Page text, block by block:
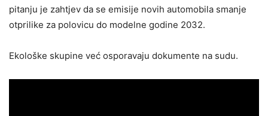
pitanju je zahtjev da se emisije novih automobila smanje
otprilike za polovicu do modelne godine 2032.
Ekološke skupine već osporavaju dokumente na sudu.